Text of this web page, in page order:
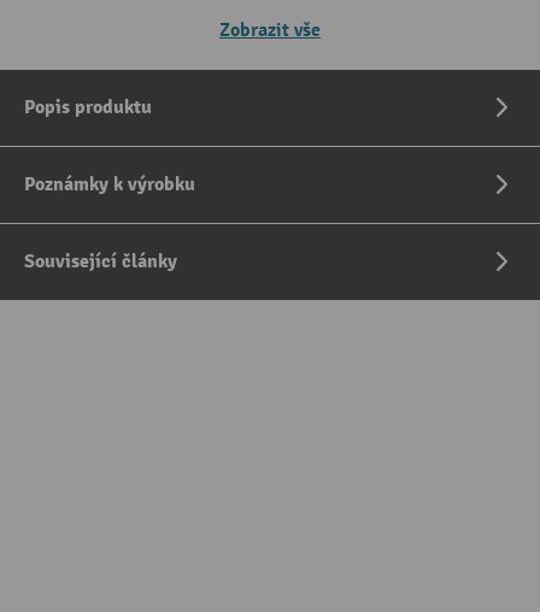
Zobrazit vše
Popis produktu
Poznámky k výrobku
Související články